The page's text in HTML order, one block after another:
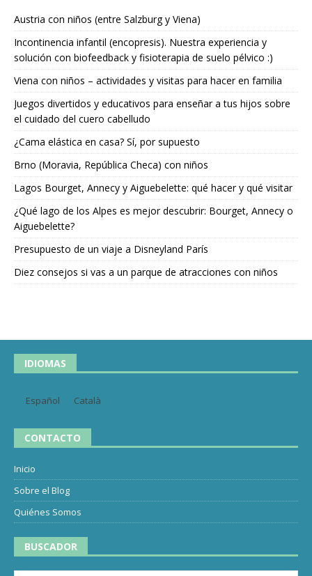
Austria con niños (entre Salzburg y Viena)
Incontinencia infantil (encopresis). Nuestra experiencia y
solución con biofeedback y fisioterapia de suelo pélvico :)
Viena con niños – actividades y visitas para hacer en familia
Juegos divertidos y educativos para enseñar a tus hijos sobre
el cuidado del cuero cabelludo
¿Cama elástica en casa? Sí, por supuesto
Brno (Moravia, República Checa) con niños
Lagos Bourget, Annecy y Aiguebelette: qué hacer y qué visitar
¿Qué lago de los Alpes es mejor descubrir: Bourget, Annecy o
Aiguebelette?
Presupuesto de un viaje a Disneyland París
Diez consejos si vas a un parque de atracciones con niños
IDIOMAS
Español Català
CONTACTO
Inicio
Sobre el Blog
Quiénes Somos
BUSCADOR